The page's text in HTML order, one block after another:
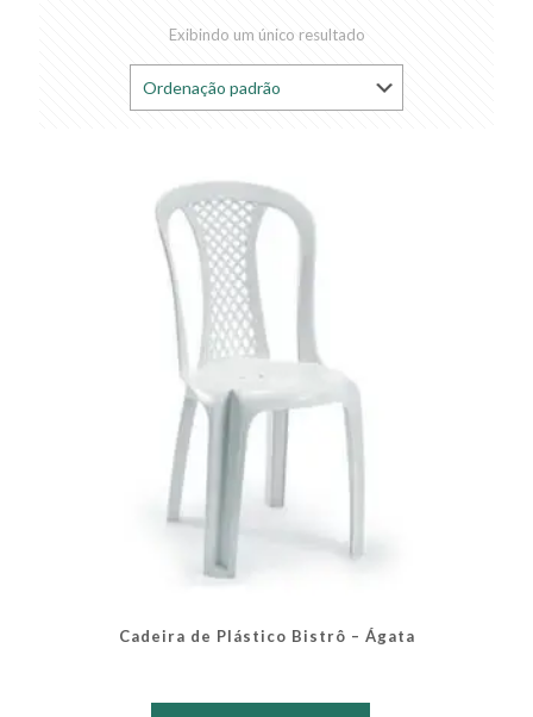
Exibindo um único resultado
Cadeira de Plástico Bistrô – Ágata